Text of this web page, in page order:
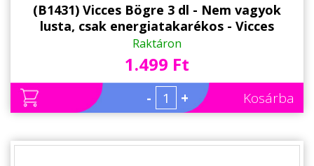
(B1431) Vicces Bögre 3 dl - Nem vagyok
lusta, csak energiatakarékos - Vicces
Ajándék Kollégának, Barátnak
Raktáron
1.499 Ft
- + Kosárba